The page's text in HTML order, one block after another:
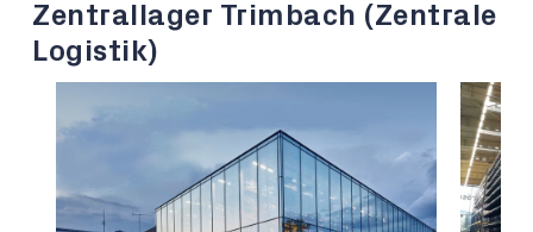
Zentrallager Trimbach (Zentrale
Logistik)